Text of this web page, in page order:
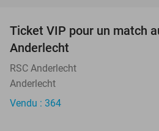
Ticket VIP pour un match
Anderlecht
RSC Anderlecht
Anderlecht
Vendu : 364